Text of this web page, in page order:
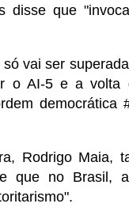
disse que
vai ser
o AI-5 e a
democrática
Rodrigo Maia,
que no Brasil,